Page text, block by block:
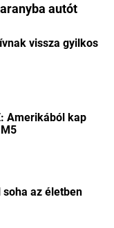
autót
vissza gyilkos
Amerikából kap
soha az életben